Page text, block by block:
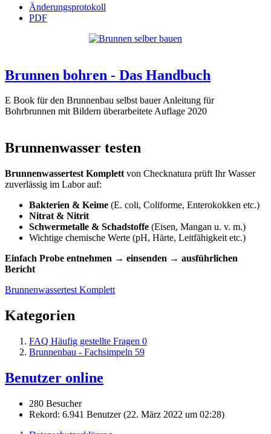
Änderungsprotokoll
PDF
Brunnen bohren - Das Handbuch
E Book für den Brunnenbau selbst bauer Anleitung für
Bohrbrunnen mit Bildern überarbeitete Auflage 2020
Brunnenwasser testen
Brunnenwassertest Komplett von Checknatura prüft Ihr Wasser
zuverlässig im Labor auf:
Bakterien & Keime (E. coli, Coliforme, Enterokokken etc.)
Nitrat & Nitrit
Schwermetalle & Schadstoffe (Eisen, Mangan u. v. m.)
Wichtige chemische Werte (pH, Härte, Leitfähigkeit etc.)
Einfach Probe entnehmen → einsenden → ausführlichen
Bericht
Brunnenwassertest Komplett
Kategorien
FAQ Häufig gestellte Fragen 0
Brunnenbau - Fachsimpeln 59
Benutzer online
280 Besucher
Rekord: 6.941 Benutzer (22. März 2022 um 02:28)